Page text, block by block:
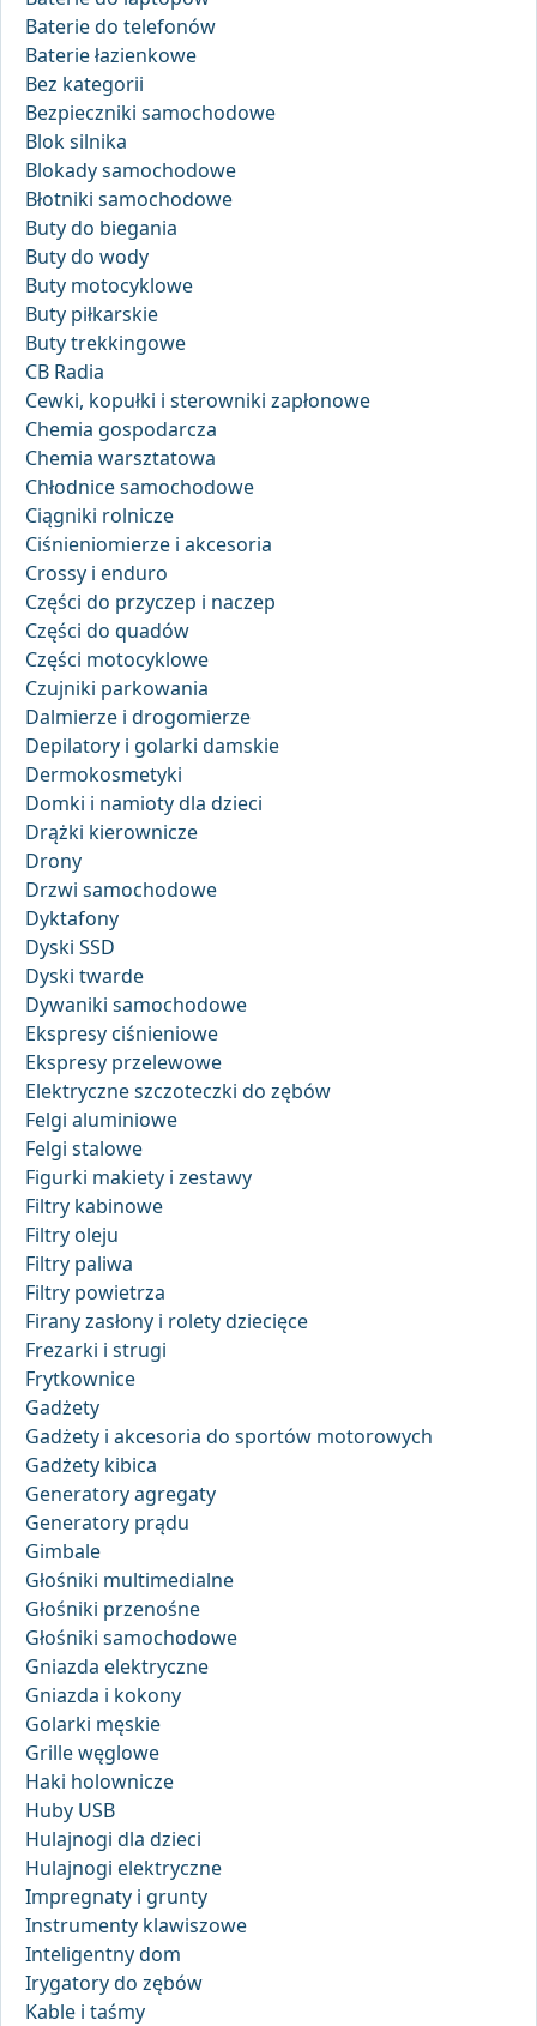
Baterie do telefonów
Baterie łazienkowe
Bez kategorii
Bezpieczniki samochodowe
Blok silnika
Blokady samochodowe
Błotniki samochodowe
Buty do biegania
Buty do wody
Buty motocyklowe
Buty piłkarskie
Buty trekkingowe
CB Radia
Cewki, kopułki i sterowniki zapłonowe
Chemia gospodarcza
Chemia warsztatowa
Chłodnice samochodowe
Ciągniki rolnicze
Ciśnieniomierze i akcesoria
Crossy i enduro
Części do przyczep i naczep
Części do quadów
Części motocyklowe
Czujniki parkowania
Dalmierze i drogomierze
Depilatory i golarki damskie
Dermokosmetyki
Domki i namioty dla dzieci
Drążki kierownicze
Drony
Drzwi samochodowe
Dyktafony
Dyski SSD
Dyski twarde
Dywaniki samochodowe
Ekspresy ciśnieniowe
Ekspresy przelewowe
Elektryczne szczoteczki do zębów
Felgi aluminiowe
Felgi stalowe
Figurki makiety i zestawy
Filtry kabinowe
Filtry oleju
Filtry paliwa
Filtry powietrza
Firany zasłony i rolety dziecięce
Frezarki i strugi
Frytkownice
Gadżety
Gadżety i akcesoria do sportów motorowych
Gadżety kibica
Generatory agregaty
Generatory prądu
Gimbale
Głośniki multimedialne
Głośniki przenośne
Głośniki samochodowe
Gniazda elektryczne
Gniazda i kokony
Golarki męskie
Grille węglowe
Haki holownicze
Huby USB
Hulajnogi dla dzieci
Hulajnogi elektryczne
Impregnaty i grunty
Instrumenty klawiszowe
Inteligentny dom
Irygatory do zębów
Kable i taśmy